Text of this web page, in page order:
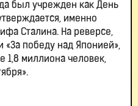
был учрежден как День
именно
Сталина. На реверсе,
«За победу над Японией»,
1,8 миллиона человек,